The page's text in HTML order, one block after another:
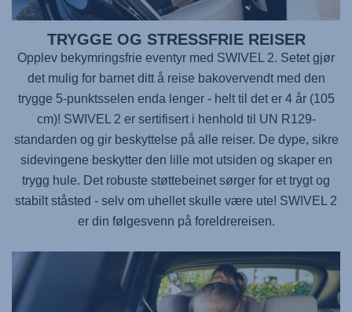
TRYGGE OG STRESSFRIE REISER
Opplev bekymringsfrie eventyr med SWIVEL 2. Setet gjør
det mulig for barnet ditt å reise bakovervendt med den
trygge 5-punktsselen enda lenger - helt til det er 4 år (105
cm)! SWIVEL 2 er sertifisert i henhold til UN R129-
standarden og gir beskyttelse på alle reiser. De dype, sikre
sidevingene beskytter den lille mot utsiden og skaper en
trygg hule. Det robuste støttebeinet sørger for et trygt og
stabilt ståsted - selv om uhellet skulle være ute! SWIVEL 2
er din følgesvenn på foreldrereisen.